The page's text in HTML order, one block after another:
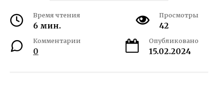
Время чтения
6 мин.
Просмотры
42
Комментарии
0
Опубликовано
15.02.2024